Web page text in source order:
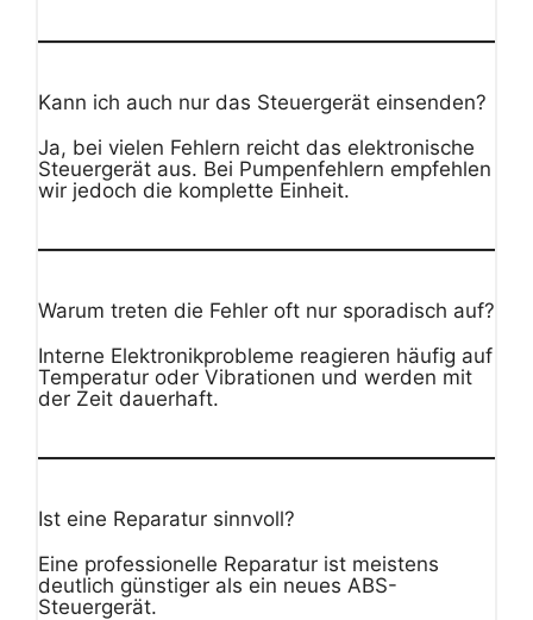
Kann ich auch nur das Steuergerät einsenden?
Ja, bei vielen Fehlern reicht das elektronische
Steuergerät aus. Bei Pumpenfehlern empfehlen
wir jedoch die komplette Einheit.
Warum treten die Fehler oft nur sporadisch auf?
Interne Elektronikprobleme reagieren häufig auf
Temperatur oder Vibrationen und werden mit
der Zeit dauerhaft.
Ist eine Reparatur sinnvoll?
Eine professionelle Reparatur ist meistens
deutlich günstiger als ein neues ABS-
Steuergerät.